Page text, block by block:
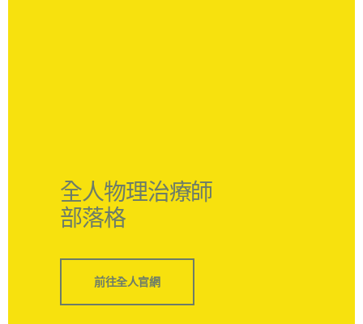
全人物理治療師
部落格
前往全人官網